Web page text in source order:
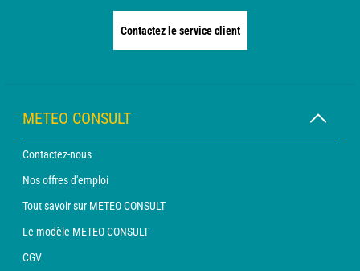
Contactez le service client
METEO CONSULT
Contactez-nous
Nos offres d'emploi
Tout savoir sur METEO CONSULT
Le modèle METEO CONSULT
CGV